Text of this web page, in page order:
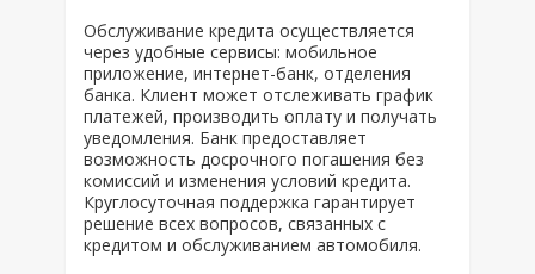
Обслуживание кредита осуществляется
через удобные сервисы: мобильное
приложение, интернет-банк, отделения
банка. Клиент может отслеживать график
платежей, производить оплату и получать
уведомления. Банк предоставляет
возможность досрочного погашения без
комиссий и изменения условий кредита.
Круглосуточная поддержка гарантирует
решение всех вопросов, связанных с
кредитом и обслуживанием автомобиля.